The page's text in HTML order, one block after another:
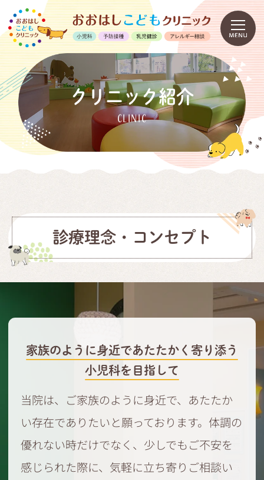
クリニック紹介
CLINIC
診療理念・コンセプト
家族のように身近であたたかく寄り添う
小児科を目指して
当院は、ご家族のように身近で、あたたか
い存在でありたいと願っております。体調の
優れない時だけでなく、少しでもご不安を
感じられた際に、気軽に立ち寄りご相談い